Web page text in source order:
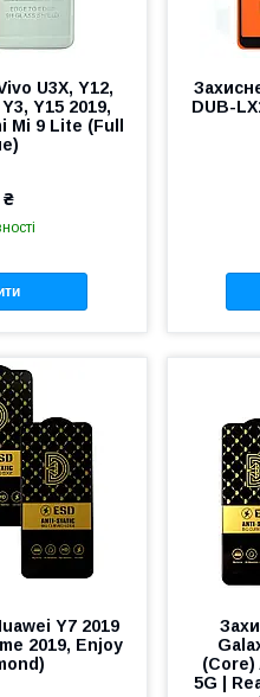
U3X, Y12,
Y15 2019,
Mi 9 Lite (Full
DUB-
Y7 2019
2019, Enjoy
(Core)
5G |